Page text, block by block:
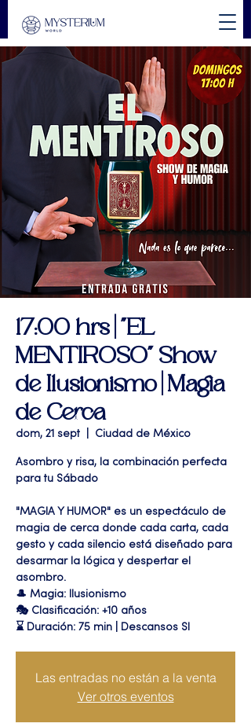
17:00 hrs | "EL
MENTIROSO" Show
de Ilusionismo | Magia
de Cerca
dom, 21 sept Ciudad de México
Asombro y risa, la combinación perfecta
para tu Sábado
"MAGIA Y HUMOR" es un espectáculo de
magia de cerca donde cada carta, cada
gesto y cada silencio está diseñado para
desarmar la lógica y despertar el
asombro.
🎩 Magia: Ilusionismo
🎭 Clasificación: +10 años
⌛ Duración: 75 min | Descansos SI
Las entradas no están a la venta
Ver otros eventos